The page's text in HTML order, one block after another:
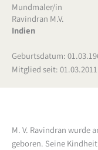
Mundmaler/in
Ravindran M.V.
Indien
Geburtsdatum:
Mitglied seit: 01.03.2011
M. V. Ravindran wurde
geboren. Seine